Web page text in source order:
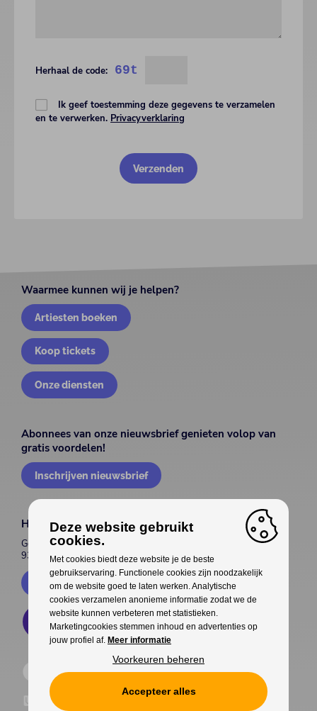
Herhaal de code: 69t
Ik geef toestemming deze gegevens te verzamelen
en te verwerken. Privacyverklaring
Waarmee kunnen wij je helpen?
Artiesten boeken
Koop tickets
Onze diensten
Abonnees van onze nieuwsbrief genieten volop van
gratis voordelen!
Inschrijven nieuwsbrief
House of Entertainment
Gentsesteenweg 514
9300 Aalst
Contacteer ons
Deze website gebruikt
cookies.
Met cookies biedt deze website je de beste
gebruikservaring. Functionele cookies zijn noodzakelijk
om de website goed te laten werken. Analytische
cookies verzamelen anonieme informatie zodat we de
website kunnen verbeteren met statistieken.
Marketingcookies stemmen inhoud en advertenties op
jouw profiel af. Meer informatie
Voorkeuren beheren
Accepteer alles